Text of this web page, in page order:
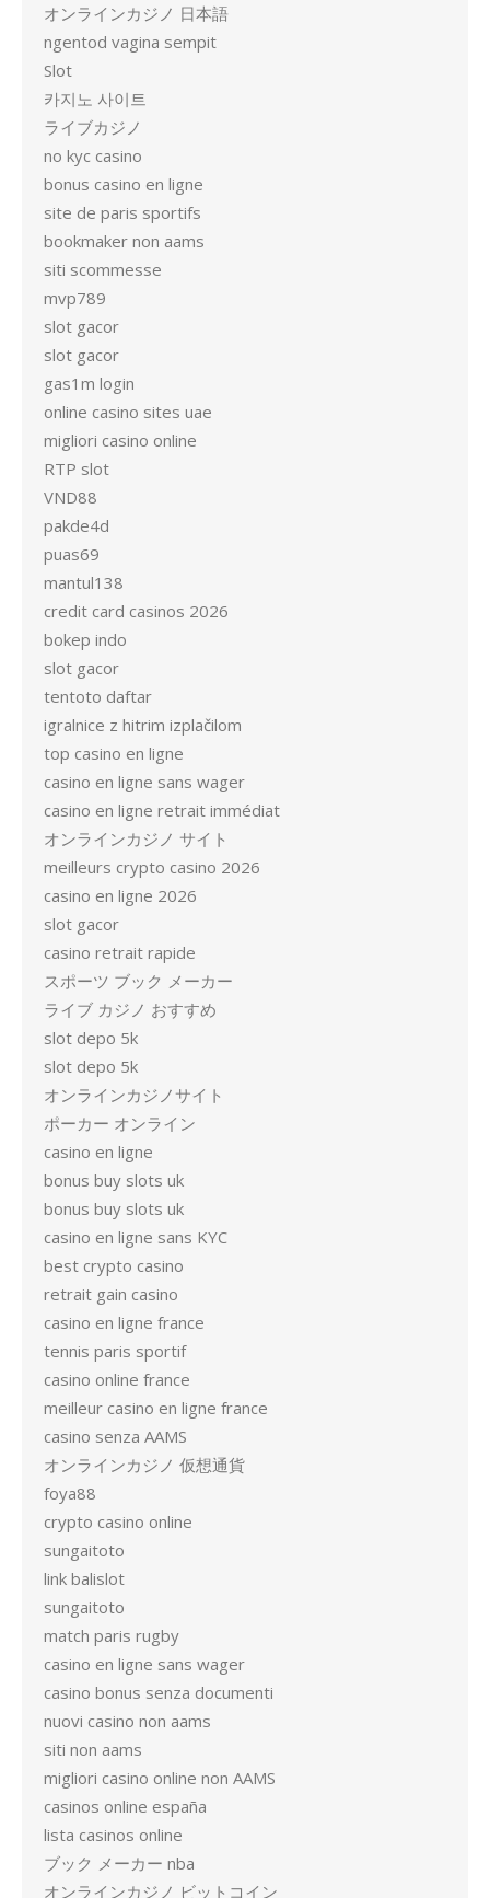
オンラインカジノ 日本語
ngentod vagina sempit
Slot
카지노 사이트
ライブカジノ
no kyc casino
bonus casino en ligne
site de paris sportifs
bookmaker non aams
siti scommesse
mvp789
slot gacor
slot gacor
gas1m login
online casino sites uae
migliori casino online
RTP slot
VND88
pakde4d
puas69
mantul138
credit card casinos 2026
bokep indo
slot gacor
tentoto daftar
igralnice z hitrim izplačilom
top casino en ligne
casino en ligne sans wager
casino en ligne retrait immédiat
オンラインカジノ サイト
meilleurs crypto casino 2026
casino en ligne 2026
slot gacor
casino retrait rapide
スポーツ ブック メーカー
ライブ カジノ おすすめ
slot depo 5k
slot depo 5k
オンラインカジノサイト
ポーカー オンライン
casino en ligne
bonus buy slots uk
bonus buy slots uk
casino en ligne sans KYC
best crypto casino
retrait gain casino
casino en ligne france
tennis paris sportif
casino online france
meilleur casino en ligne france
casino senza AAMS
オンラインカジノ 仮想通貨
foya88
crypto casino online
sungaitoto
link balislot
sungaitoto
match paris rugby
casino en ligne sans wager
casino bonus senza documenti
nuovi casino non aams
siti non aams
migliori casino online non AAMS
casinos online españa
lista casinos online
ブック メーカー nba
オンラインカジノ ビットコイン